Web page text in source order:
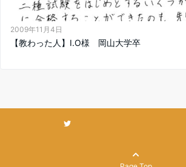
2009年11月4日
【教わった人】I.O様 岡山大学卒